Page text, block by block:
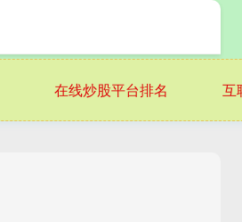
在线炒股平台排名 互